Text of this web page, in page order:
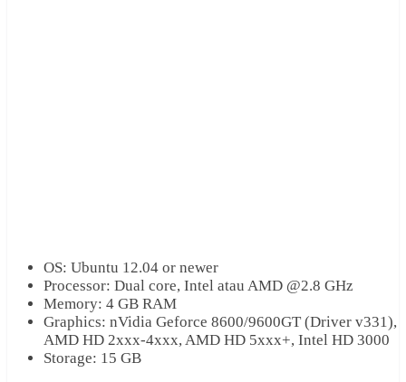
OS: Ubuntu 12.04 or newer
Processor: Dual core, Intel atau AMD @2.8 GHz
Memory: 4 GB RAM
Graphics: nVidia Geforce 8600/9600GT (Driver v331),
AMD HD 2xxx-4xxx, AMD HD 5xxx+, Intel HD 3000
Storage: 15 GB